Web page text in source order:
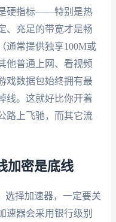
硬指标——特别是热
、充足的带宽才是畅
通常提供独享100M或
他普通上网、看视频
戏数据包始终拥有最
线。这就好比你开着
路上飞驰，而其它流
加密是底线
选择加速器，一定要关
速器会采用银行级别